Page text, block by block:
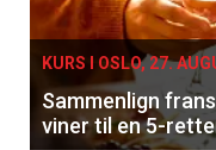
KURS I OSLO, 27.
Sammenlign
viner til en 5-